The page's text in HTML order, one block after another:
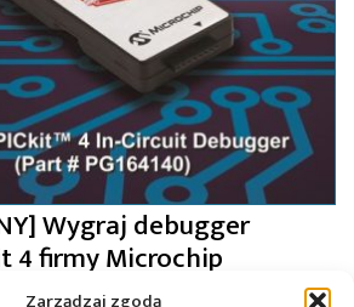
Zarządzaj zgodą
Wygraj debugger
4 firmy Microchip